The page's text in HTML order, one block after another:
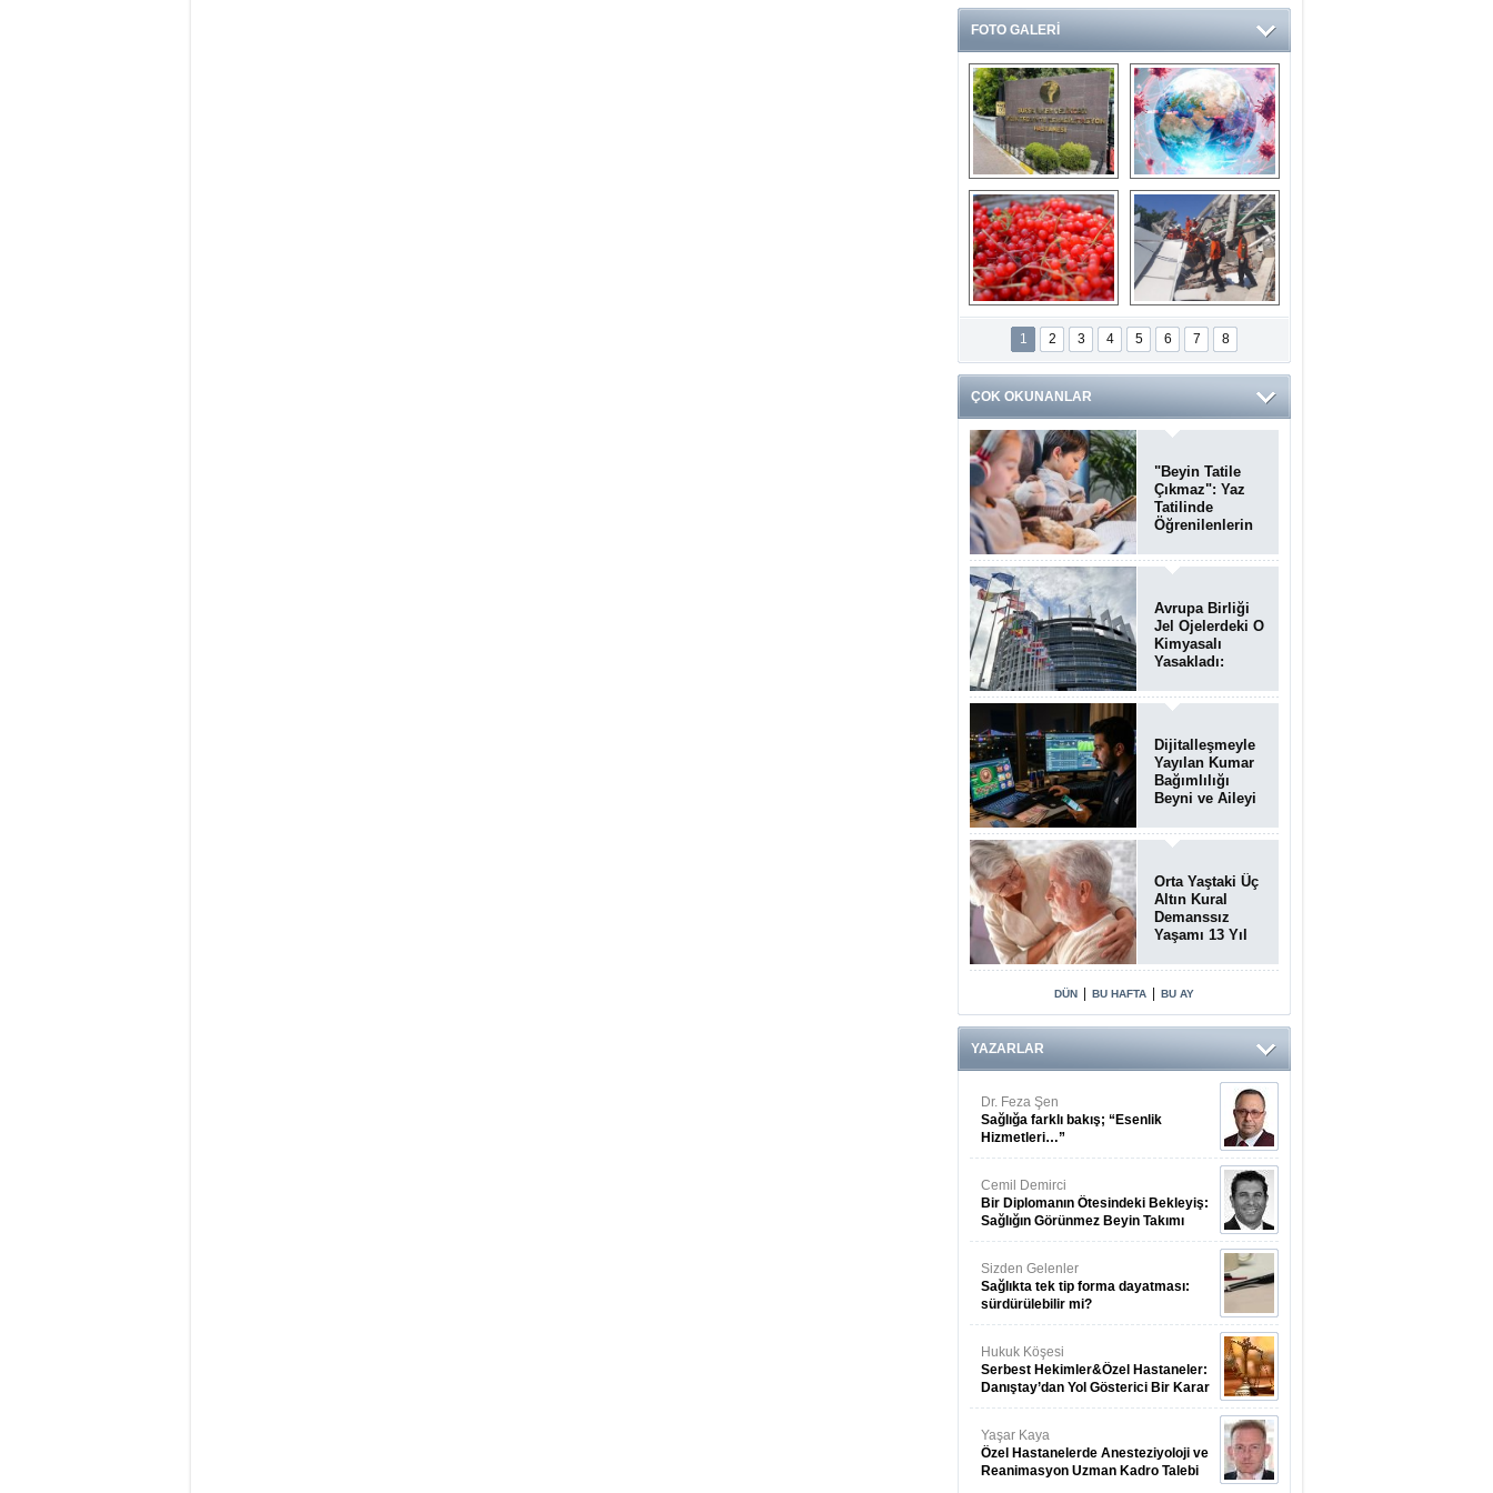
FOTO GALERİ
Ve burası da bir
devlet hastanesi
14 soruda
Koronavirüs
hakkında kendinizi
test edin...
Gilaburu meyvesi
kanserden koruyor
Endonezya’daki
deprem: Ölü sayısı
bin 203'e yükseldi
1 2 3 4 5 6 7 8
ÇOK OKUNANLAR
"Beyin Tatile
Çıkmaz": Yaz
Tatilinde
Öğrenilenlerin
Unutulabiliyor
Avrupa Birliği
Jel Ojelerdeki O
Kimyasalı
Yasakladı:
Riski Uyarısı
Dijitalleşmeyle
Yayılan Kumar
Bağımlılığı
Beyni ve Aileyi
Uğratıyor
Orta Yaştaki Üç
Altın Kural
Demanssız
Yaşamı 13 Yıl
DÜN BU HAFTA BU AY
YAZARLAR
Dr. Feza Şen
Sağlığa farklı bakış; “Esenlik
Hizmetleri…”
Cemil Demirci
Bir Diplomanın Ötesindeki Bekleyiş:
Sağlığın Görünmez Beyin Takımı
Sizden Gelenler
Sağlıkta tek tip forma dayatması:
sürdürülebilir mi?
Hukuk Köşesi
Serbest Hekimler&Özel Hastaneler:
Danıştay’dan Yol Gösterici Bir Karar
Yaşar Kaya
Özel Hastanelerde Anesteziyoloji ve
Reanimasyon Uzman Kadro Talebi